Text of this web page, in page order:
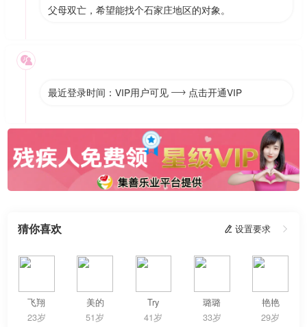
父母双亡，希望能找个石家庄地区的对象。

最近登录时间：VIP用户可见  点击开通VIP
猜你喜欢  设置要求 
飞翔
23岁
美的
51岁
Try
41岁
璐璐
33岁
艳艳
29岁